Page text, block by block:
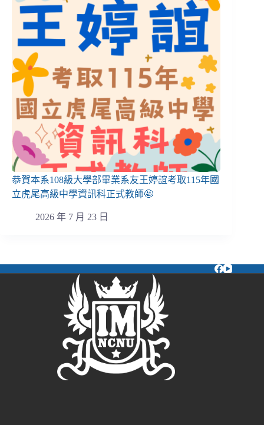
恭賀本系108級大學部畢業系友王婷誼考取115年國
立虎尾高級中學資訊科正式教師🤩
2026 年 7 月 23 日